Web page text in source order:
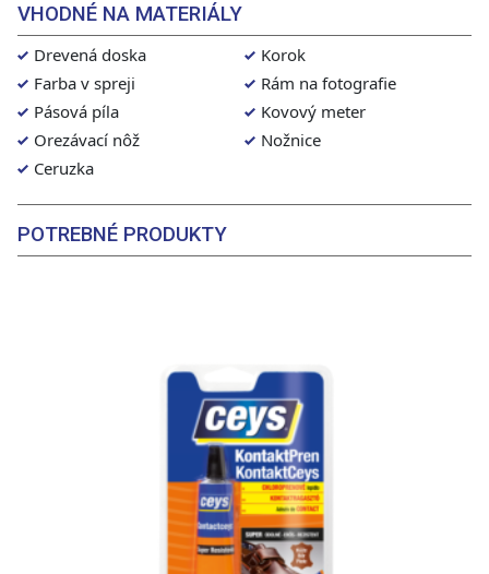
VHODNÉ NA MATERIÁLY
Drevená doska
Korok
Farba v spreji
Rám na fotografie
Pásová píla
Kovový meter
Orezávací nôž
Nožnice
Ceruzka
POTREBNÉ PRODUKTY